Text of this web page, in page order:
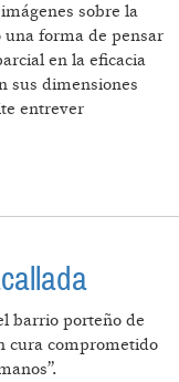
sobre la
una forma de pensar
en la eficacia
sus dimensiones
entrever
barrio porteño de
cura comprometido